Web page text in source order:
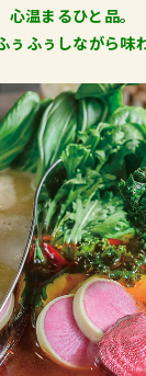
心温まるひと品。
ぅふぅしながら味